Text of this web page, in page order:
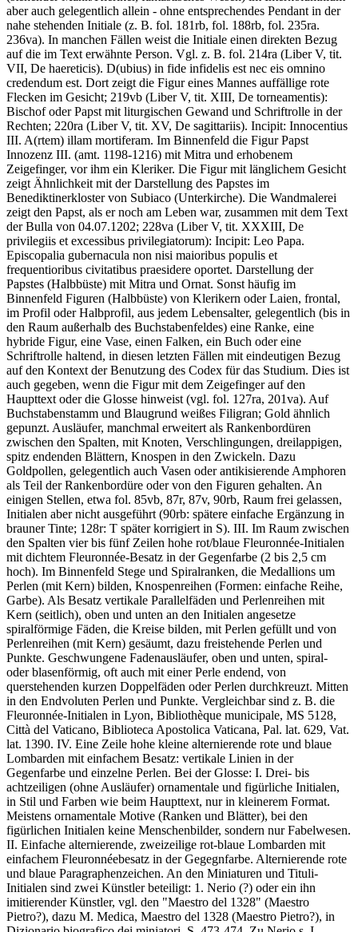
aber auch gelegentlich allein - ohne entsprechendes Pendant in der
nahe stehenden Initiale (z. B. fol. 181rb, fol. 188rb, fol. 235ra.
236va). In manchen Fällen weist die Initiale einen direkten Bezug
auf die im Text erwähnte Person. Vgl. z. B. fol. 214ra (Liber V, tit.
VII, De haereticis). D(ubius) in fide infidelis est nec eis omnino
credendum est. Dort zeigt die Figur eines Mannes auffällige rote
Flecken im Gesicht; 219vb (Liber V, tit. XIII, De torneamentis):
Bischof oder Papst mit liturgischen Gewand und Schriftrolle in der
Rechten; 220ra (Liber V, tit. XV, De sagittariis). Incipit: Innocentius
III. A(rtem) illam mortiferam. Im Binnenfeld die Figur Papst
Innozenz III. (amt. 1198-1216) mit Mitra und erhobenem
Zeigefinger, vor ihm ein Kleriker. Die Figur mit länglichem Gesicht
zeigt Ähnlichkeit mit der Darstellung des Papstes im
Benediktinerkloster von Subiaco (Unterkirche). Die Wandmalerei
zeigt den Papst, als er noch am Leben war, zusammen mit dem Text
der Bulla von 04.07.1202; 228va (Liber V, tit. XXXIII, De
privilegiis et excessibus privilegiatorum): Incipit: Leo Papa.
Episcopalia gubernacula non nisi maioribus populis et
frequentioribus civitatibus praesidere oportet. Darstellung der
Papstes (Halbbüste) mit Mitra und Ornat. Sonst häufig im
Binnenfeld Figuren (Halbbüste) von Klerikern oder Laien, frontal,
im Profil oder Halbprofil, aus jedem Lebensalter, gelegentlich (bis in
den Raum außerhalb des Buchstabenfeldes) eine Ranke, eine
hybride Figur, eine Vase, einen Falken, ein Buch oder eine
Schriftrolle haltend, in diesen letzten Fällen mit eindeutigen Bezug
auf den Kontext der Benutzung des Codex für das Studium. Dies ist
auch gegeben, wenn die Figur mit dem Zeigefinger auf den
Haupttext oder die Glosse hinweist (vgl. fol. 127ra, 201va). Auf
Buchstabenstamm und Blaugrund weißes Filigran; Gold ähnlich
gepunzt. Ausläufer, manchmal erweitert als Rankenbordüren
zwischen den Spalten, mit Knoten, Verschlingungen, dreilappigen,
spitz endenden Blättern, Knospen in den Zwickeln. Dazu
Goldpollen, gelegentlich auch Vasen oder antikisierende Amphoren
als Teil der Rankenbordüre oder von den Figuren gehalten. An
einigen Stellen, etwa fol. 85vb, 87r, 87v, 90rb, Raum frei gelassen,
Initialen aber nicht ausgeführt (90rb: spätere einfache Ergänzung in
brauner Tinte; 128r: T später korrigiert in S). III. Im Raum zwischen
den Spalten vier bis fünf Zeilen hohe rot/blaue Fleuronnée-Initialen
mit dichtem Fleuronnée-Besatz in der Gegenfarbe (2 bis 2,5 cm
hoch). Im Binnenfeld Stege und Spiralranken, die Medallions um
Perlen (mit Kern) bilden, Knospenreihen (Formen: einfache Reihe,
Garbe). Als Besatz vertikale Parallelfäden und Perlenreihen mit
Kern (seitlich), oben und unten an den Initialen angesetze
spiralförmige Fäden, die Kreise bilden, mit Perlen gefüllt und von
Perlenreihen (mit Kern) gesäumt, dazu freistehende Perlen und
Punkte. Geschwungene Fadenausläufer, oben und unten, spiral-
oder blasenförmig, oft auch mit einer Perle endend, von
querstehenden kurzen Doppelfäden oder Perlen durchkreuzt. Mitten
in den Endvoluten Perlen und Punkte. Vergleichbar sind z. B. die
Fleuronnée-Initialen in Lyon, Bibliothèque municipale, MS 5128,
Città del Vaticano, Biblioteca Apostolica Vaticana, Pal. lat. 629, Vat.
lat. 1390. IV. Eine Zeile hohe kleine alternierende rote und blaue
Lombarden mit einfachem Besatz: vertikale Linien in der
Gegenfarbe und einzelne Perlen. Bei der Glosse: I. Drei- bis
achtzeiligen (ohne Ausläufer) ornamentale und figürliche Initialen,
in Stil und Farben wie beim Haupttext, nur in kleinerem Format.
Meistens ornamentale Motive (Ranken und Blätter), bei den
figürlichen Initialen keine Menschenbilder, sondern nur Fabelwesen.
II. Einfache alternierende, zweizeilige rot-blaue Lombarden mit
einfachem Fleuronnéebesatz in der Gegegnfarbe. Alternierende rote
und blaue Paragraphenzeichen. An den Miniaturen und Tituli-
Initialen sind zwei Künstler beteiligt: 1. Nerio (?) oder ein ihn
imitierender Künstler, vgl. den "Maestro del 1328" (Maestro
Pietro?), dazu M. Medica, Maestro del 1328 (Maestro Pietro?), in